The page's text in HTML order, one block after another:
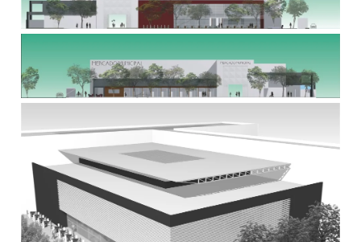
no mercado, servindo também de palco para as manifestações
culturais.
Composição e evolução da forma
Quadro 01
principais do mercado.
– Estas linhas formatam o desenho do calçadão cultural,
resultado da intenção de proporcionar permeabilidade entre o
mercado e a cidade.
– Este espaço também se conforma como principal elemento